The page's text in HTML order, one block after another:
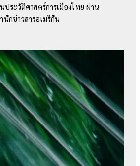
ประวัติศาสตร์การเมืองไทย ผ่าน
นักข่าวสารอเมริกัน